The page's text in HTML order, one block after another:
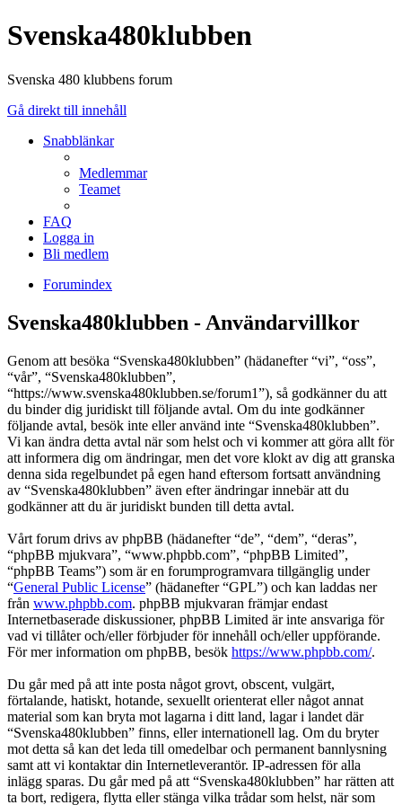
Svenska480klubben
Svenska 480 klubbens forum
Gå direkt till innehåll
Snabblänkar
Medlemmar
Teamet
FAQ
Logga in
Bli medlem
Forumindex
Svenska480klubben - Användarvillkor
Genom att besöka “Svenska480klubben” (hädanefter “vi”, “oss”,
“vår”, “Svenska480klubben”,
“https://www.svenska480klubben.se/forum1”), så godkänner du att
du binder dig juridiskt till följande avtal. Om du inte godkänner
följande avtal, besök inte eller använd inte “Svenska480klubben”.
Vi kan ändra detta avtal när som helst och vi kommer att göra allt för
att informera dig om ändringar, men det vore klokt av dig att granska
denna sida regelbundet på egen hand eftersom fortsatt användning
av “Svenska480klubben” även efter ändringar innebär att du
godkänner att du är juridiskt bunden till detta avtal.
Vårt forum drivs av phpBB (hädanefter “de”, “dem”, “deras”,
“phpBB mjukvara”, “www.phpbb.com”, “phpBB Limited”,
“phpBB Teams”) som är en forumprogramvara tillgänglig under
“General Public License” (hädanefter “GPL”) och kan laddas ner
från www.phpbb.com. phpBB mjukvaran främjar endast
Internetbaserade diskussioner, phpBB Limited är inte ansvariga för
vad vi tillåter och/eller förbjuder för innehåll och/eller uppförande.
För mer information om phpBB, besök https://www.phpbb.com/.
Du går med på att inte posta något grovt, obscent, vulgärt,
förtalande, hatiskt, hotande, sexuellt orienterat eller något annat
material som kan bryta mot lagarna i ditt land, lagar i landet där
“Svenska480klubben” finns, eller internationell lag. Om du bryter
mot detta så kan det leda till omedelbar och permanent bannlysning
samt att vi kontaktar din Internetleverantör. IP-adressen för alla
inlägg sparas. Du går med på att “Svenska480klubben” har rätten att
ta bort, redigera, flytta eller stänga vilka trådar som helst, när som